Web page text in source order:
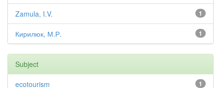
1
Zamula, I.V.
1
Кирилюк, М.Р.
Subject
1
ecotourism